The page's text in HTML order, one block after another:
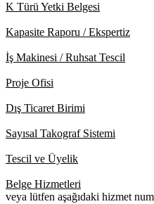
K Türü Yetki Belgesi
Kapasite Raporu / Ekspertiz
İş Makinesi / Ruhsat Tescil
Proje Ofisi
Dış Ticaret Birimi
Sayısal Takograf Sistemi
Tescil ve Üyelik
Belge Hizmetleri
veya lütfen aşağıdaki hizmet